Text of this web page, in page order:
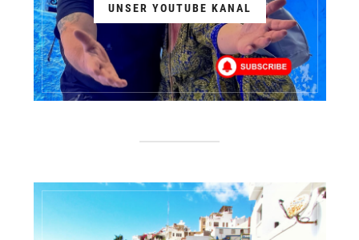
UNSER YOUTUBE KANAL